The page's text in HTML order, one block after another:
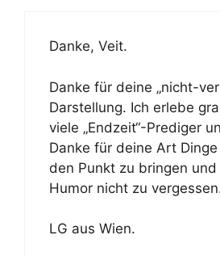
Danke, Veit.
Danke für deine „nicht-
Darstellung. Ich erlebe
viele „Endzeit“-Prediger
Danke für deine Art
den Punkt zu bringen
Humor nicht zu
LG aus Wien.